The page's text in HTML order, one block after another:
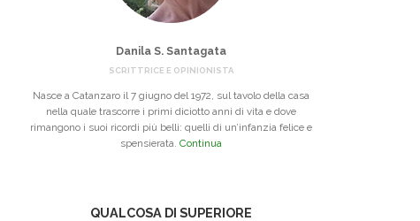
Danila S. Santagata
SCRITTRICE E OPINIONISTA
Nasce a Catanzaro il 7 giugno del 1972, sul tavolo della casa
nella quale trascorre i primi diciotto anni di vita e dove
rimangono i suoi ricordi più belli: quelli di un’infanzia felice e
spensierata. Continua
QUALCOSA DI SUPERIORE